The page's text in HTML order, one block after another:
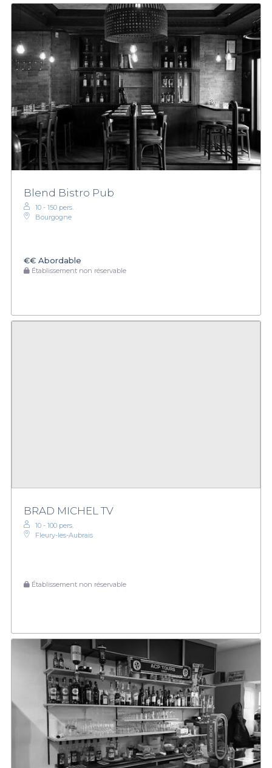
Blend Bistro Pub
10 - 150 pers.
Bourgogne
€€ Abordable
Établissement non réservable
BRAD MICHEL TV
10 - 100 pers.
Fleury-les-Aubrais
Établissement non réservable